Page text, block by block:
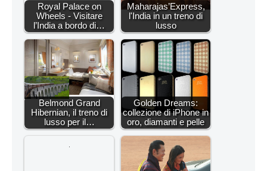
Royal Palace on
Wheels - Visitare
l’India a bordo di…
Maharajas’Express,
l'India in un treno di
lusso
Belmond Grand
Hibernian, il treno di
lusso per il…
Golden Dreams:
collezione di iPhone in
oro, diamanti e pelle